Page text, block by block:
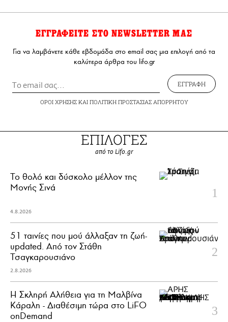
ΕΓΓΡΑΦΕΙΤΕ ΣΤΟ NEWSLETTER ΜΑΣ
Για να λαμβάνετε κάθε εβδομάδα στο email σας μια επιλογή από τα
καλύτερα άρθρα του lifo.gr
ΕΓΓΡΑΦΗ
ΟΡΟΙ ΧΡΗΣΗΣΚΑΙ ΠΟΛΙΤΙΚΗ ΠΡΟΣΤΑΣΙΑΣ ΑΠΟΡΡΗΤΟΥ
ΕΠΙΛΟΓΕΣ
από το Lifo.gr
Το θολό και δύσκολο μέλλον της
Μονής Σινά
4.8.2026
51 ταινίες που μού άλλαξαν τη ζωή-
updated. Aπό τον Στάθη
Τσαγκαρουσιάνο
2.8.2026
Η Σκληρή Αλήθεια για τη Μαλβίνα
Κάραλη - Διαθέσιμη τώρα στo LiFO
onDemand